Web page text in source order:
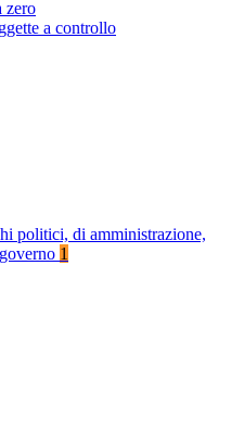
zero
a controllo
politici, di amministrazione,
1